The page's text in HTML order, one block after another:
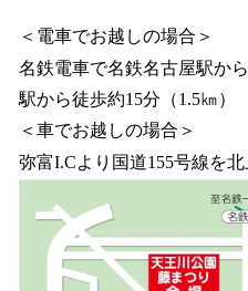
＜電車でお越しの場合＞
名鉄電車で名鉄名古屋駅か
駅から徒歩約15分（1.5㎞）
＜車でお越しの場合＞
弥富I.Cより国道155号線を